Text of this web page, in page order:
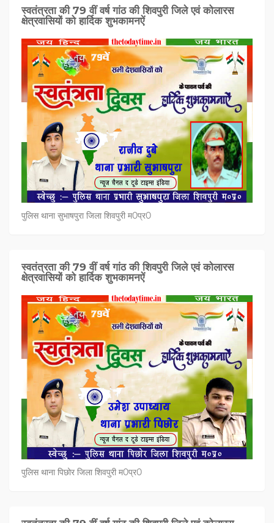
स्वतंत्रता की 79 वीं वर्ष गांठ की शिवपुरी जिले एवं कोलारस
क्षेत्रवासियों को हार्दिक शुभकामनऐं
पुलिस थाना सुभाषपुरा जिला शिवपुरी म0प्र0
स्वतंत्रता की 79 वीं वर्ष गांठ की शिवपुरी जिले एवं कोलारस
क्षेत्रवासियों को हार्दिक शुभकामनऐं
पुलिस थाना पिछोर जिला शिवपुरी म0प्र0